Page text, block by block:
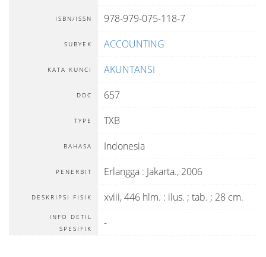
ISBN/ISSN 978-979-075-118-7
SUBYEK ACCOUNTING
KATA KUNCI AKUNTANSI
DDC 657
TYPE TXB
BAHASA Indonesia
PENERBIT Erlangga : Jakarta., 2006
DESKRIPSI FISIK xviii, 446 hlm. : ilus. ; tab. ; 28 cm.
INFO DETIL
SPESIFIK
-